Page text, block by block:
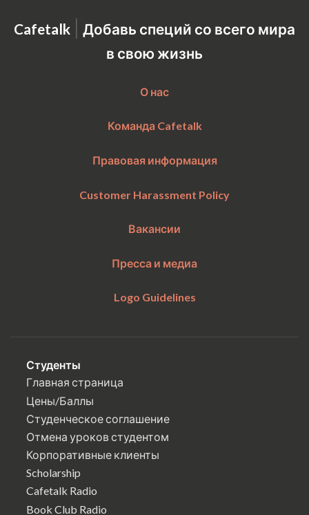
Cafetalk | Добавь специй со всего мира
в свою жизнь
О нас
Команда Cafetalk
Правовая информация
Customer Harassment Policy
Вакансии
Пресса и медиа
Logo Guidelines
Студенты
Главная страница
Цены/Баллы
Студенческое соглашение
Отмена уроков студентом
Корпоративные клиенты
Scholarship
Cafetalk Radio
Book Club Radio